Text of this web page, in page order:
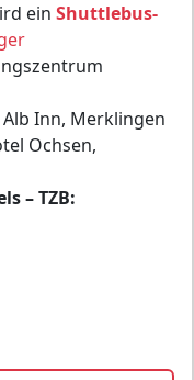
ein Shuttlebus-
Inn, Merklingen
Ochsen,
– TZB: